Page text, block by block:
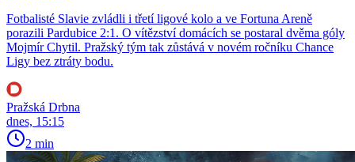
Fotbalisté Slavie zvládli i třetí ligové kolo a ve Fortuna Areně
porazili Pardubice 2:1. O vítězství domácích se postaral dvěma góly
Mojmír Chytil. Pražský tým tak zůstává v novém ročníku Chance
Ligy bez ztráty bodu.
Pražská Drbna
dnes, 15:15
2 min